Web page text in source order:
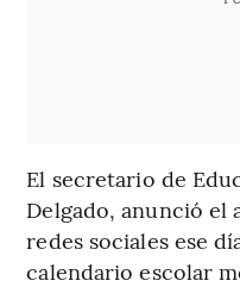
El secretario de
Delgado, anunció el
redes sociales ese
calendario escolar